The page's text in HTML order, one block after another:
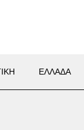
ΕΛΛΑΔΑ